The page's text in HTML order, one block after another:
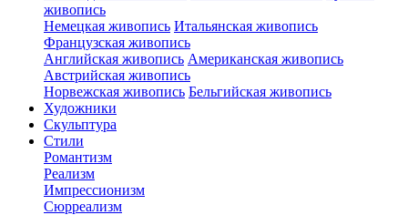
живопись
Немецкая живопись Итальянская живопись
Французская живопись
Английская живопись Американская живопись
Австрийская живопись
Норвежская живопись Бельгийская живопись
Художники
Скульптура
Стили
Романтизм
Реализм
Импрессионизм
Сюрреализм